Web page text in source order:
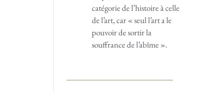
catégorie de l’histoire à celle
de l’art, car « seul l’art a le
pouvoir de sortir la
souffrance de l’abîme ».